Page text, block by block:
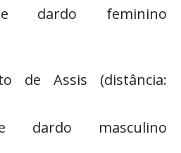
dardo feminino
de Assis (distância:
dardo masculino